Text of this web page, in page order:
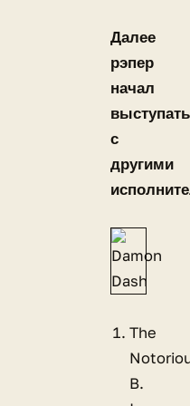
Далее
рэпер
начал
выступать
с
другими
The
B.